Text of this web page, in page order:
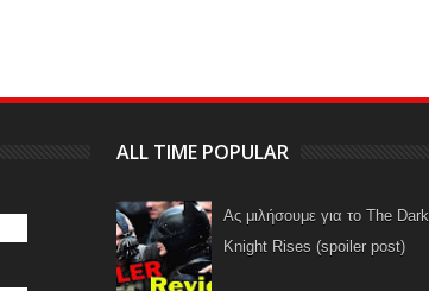
ALL TIME POPULAR
Ας μιλήσουμε για το The Dark
Knight Rises (spoiler post)